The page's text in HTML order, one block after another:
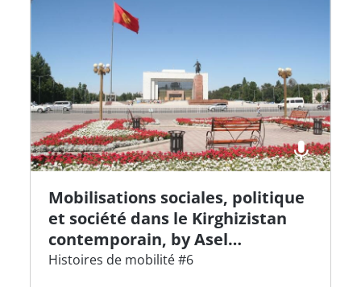
Mobilisations sociales, politique
et société dans le Kirghizistan
contemporain, by Asel
Doolotkeldieva
Histoires de mobilité #6